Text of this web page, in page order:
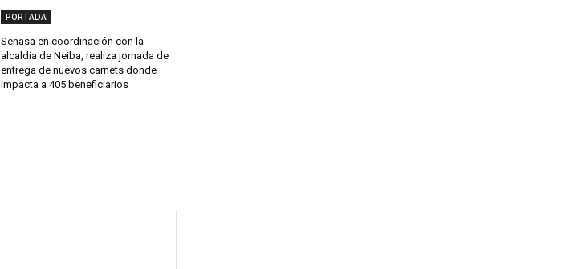
PORTADA
Senasa en coordinación con la
alcaldía de Neiba, realiza jornada de
entrega de nuevos carnets donde
impacta a 405 beneficiarios